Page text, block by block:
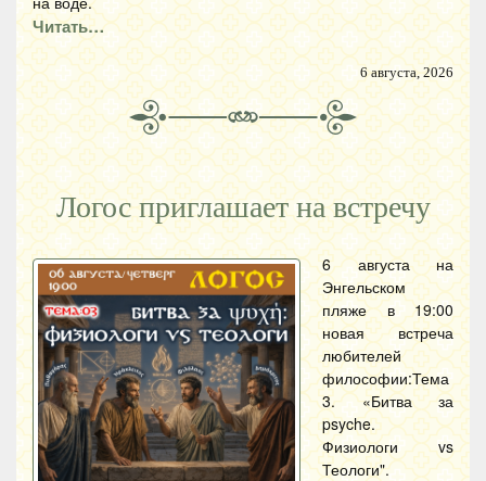
Читать…
6 августа, 2026
Логос приглашает на встречу
6 августа на
Энгельском
пляже в 19:00
новая встреча
любителей
философии:Тема
3. «Битва за
psyche.
Физиологи vs
Теологи".